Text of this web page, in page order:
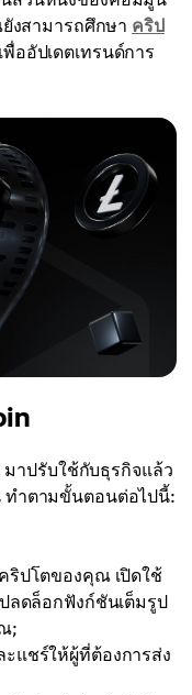
งสามารถศึกษา คริป
เพื่ออัปเดตเทรนด์การ
มาปรับใช้กับธุรกิจแล้ว
ทำตามขั้นตอนต่อไปนี้:
ริปโตของคุณ เปิดใช้
ลดล็อกฟังก์ชันเต็มรูป
;
แชร์ให้ผู้ที่ต้องการส่ง